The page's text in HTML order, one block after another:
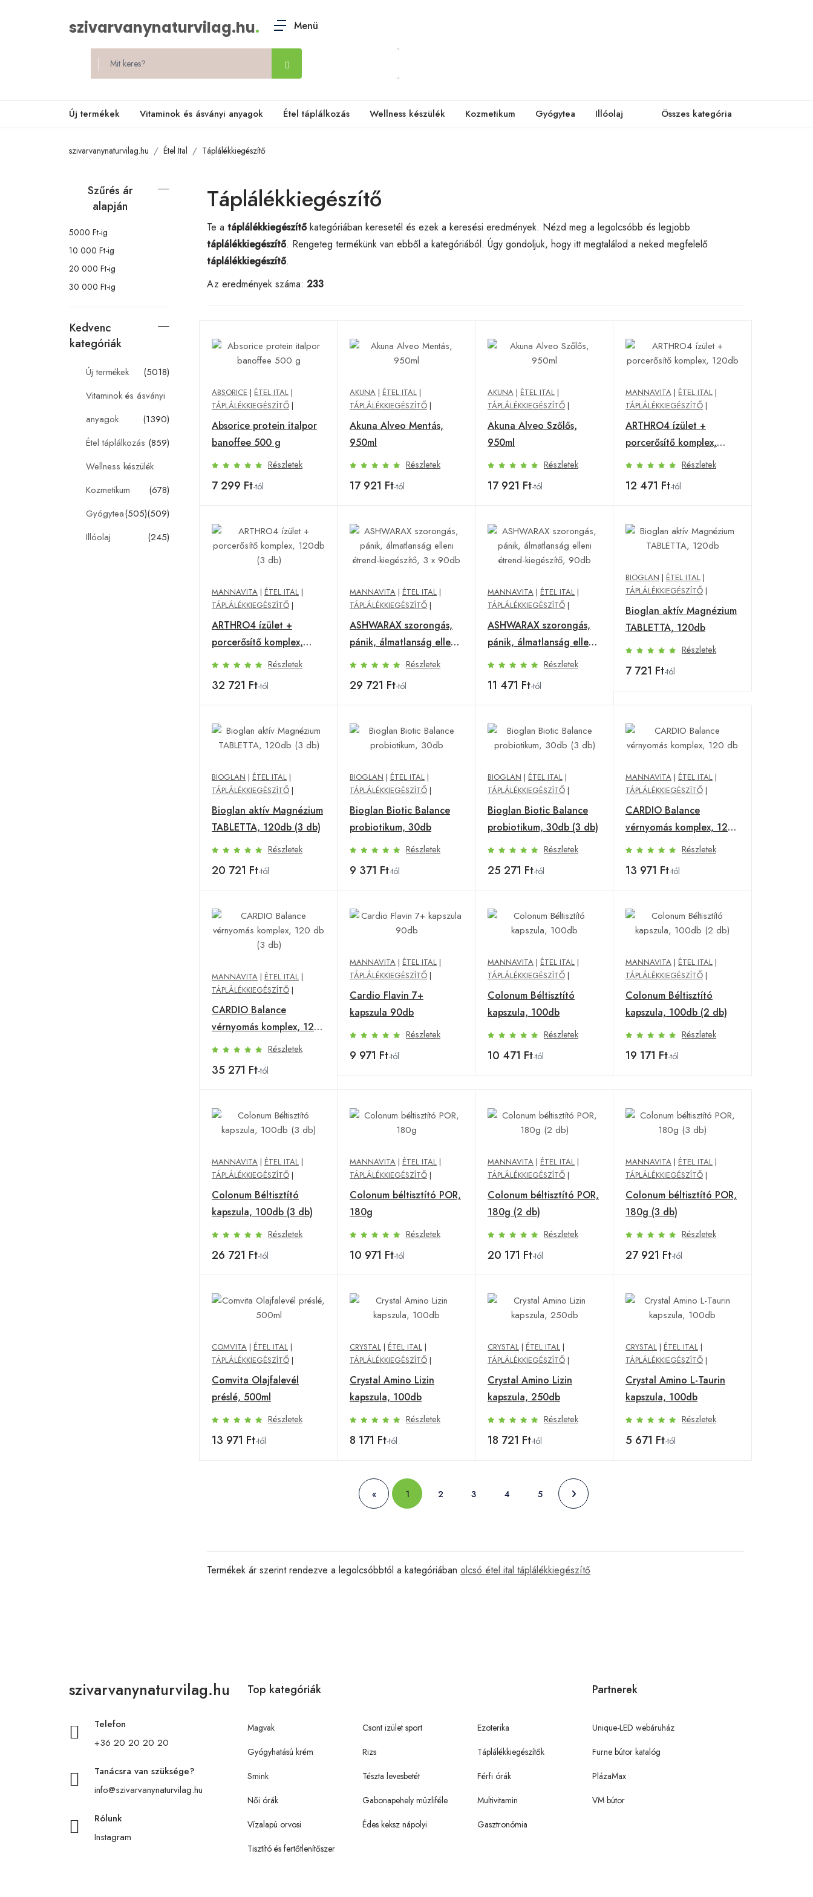
szivarvanynaturvilag.hu. Menü
Új termékek Vitaminok és ásványi anyagok Étel táplálkozás Wellness készülék Kozmetikum Gyógytea Illóolaj Összes kategória
szivarvanynaturvilag.hu Étel Ital Táplálékkiegészítő
Szűrés ár
alapján
5000 Ft-ig
10 000 Ft-ig
20 000 Ft-ig
30 000 Ft-ig
Kedvenc
kategóriák
Új termékek
(5018)
Vitaminok és ásványi
anyagok
(1390)
Étel táplálkozás (859)
Wellness készülék
(678)
Kozmetikum
(509)
Gyógytea(505)
Illóolaj
(245)
Táplálékkiegészítő
Te a táplálékkiegészítő kategóriában keresetél és ezek a keresési eredmények. Nézd meg a legolcsóbb és legjobb
táplálékkiegészítő. Rengeteg termékünk van ebből a kategóriából. Úgy gondoljuk, hogy itt megtalálod a neked megfelelő
táplálékkiegészítő.
Az eredmények száma: 233
ABSORICE | ÉTEL ITAL |
TÁPLÁLÉKKIEGÉSZÍTŐ |
Absorice protein italpor
banoffee 500 g
Részletek
7 299 Ft-tól
AKUNA | ÉTEL ITAL |
TÁPLÁLÉKKIEGÉSZÍTŐ |
Akuna Alveo Mentás,
950ml
Részletek
17 921 Ft-tól
AKUNA | ÉTEL ITAL |
TÁPLÁLÉKKIEGÉSZÍTŐ |
Akuna Alveo Szőlős,
950ml
Részletek
17 921 Ft-tól
MANNAVITA | ÉTEL ITAL |
TÁPLÁLÉKKIEGÉSZÍTŐ |
ARTHRO4 ízület +
porcerősítő komplex,
120db
Részletek
12 471 Ft-tól
MANNAVITA | ÉTEL ITAL |
TÁPLÁLÉKKIEGÉSZÍTŐ |
ARTHRO4 ízület +
porcerősítő komplex,
120db (3 db)Részletek
32 721 Ft-tól
MANNAVITA | ÉTEL ITAL |
TÁPLÁLÉKKIEGÉSZÍTŐ |
ASHWARAX szorongás,
pánik, álmatlanság elleni
étrend-kiegészítő, 3 x
Részletek
29 721 Ft-tól
MANNAVITA | ÉTEL ITAL |
TÁPLÁLÉKKIEGÉSZÍTŐ |
ASHWARAX szorongás,
pánik, álmatlanság elleni
étrend-kiegészítő, 90db
Részletek
11 471 Ft-tól
BIOGLAN | ÉTEL ITAL |
TÁPLÁLÉKKIEGÉSZÍTŐ |
Bioglan aktív Magnézium
TABLETTA, 120db
Részletek
7 721 Ft-tól
BIOGLAN | ÉTEL ITAL |
TÁPLÁLÉKKIEGÉSZÍTŐ |
Bioglan aktív Magnézium
TABLETTA, 120db (3 db)
Részletek
20 721 Ft-tól
BIOGLAN | ÉTEL ITAL |
TÁPLÁLÉKKIEGÉSZÍTŐ |
Bioglan Biotic Balance
probiotikum, 30db
Részletek
9 371 Ft-tól
BIOGLAN | ÉTEL ITAL |
TÁPLÁLÉKKIEGÉSZÍTŐ |
Bioglan Biotic Balance
probiotikum, 30db (3 db)
Részletek
25 271 Ft-tól
MANNAVITA | ÉTEL ITAL |
TÁPLÁLÉKKIEGÉSZÍTŐ |
CARDIO Balance
vérnyomás komplex, 120
db
Részletek
13 971 Ft-tól
MANNAVITA | ÉTEL ITAL |
TÁPLÁLÉKKIEGÉSZÍTŐ |
CARDIO Balance
vérnyomás komplex, 120
db (3 db)
Részletek
35 271 Ft-tól
MANNAVITA | ÉTEL ITAL |
TÁPLÁLÉKKIEGÉSZÍTŐ |
Cardio Flavin 7+
kapszula 90db
Részletek
9 971 Ft-tól
MANNAVITA | ÉTEL ITAL |
TÁPLÁLÉKKIEGÉSZÍTŐ |
Colonum Béltisztító
kapszula, 100db
Részletek
10 471 Ft-tól
MANNAVITA | ÉTEL ITAL |
TÁPLÁLÉKKIEGÉSZÍTŐ |
Colonum Béltisztító
kapszula, 100db (2 db)
Részletek
19 171 Ft-tól
MANNAVITA | ÉTEL ITAL |
TÁPLÁLÉKKIEGÉSZÍTŐ |
Colonum Béltisztító
kapszula, 100db (3 db)
Részletek
26 721 Ft-tól
MANNAVITA | ÉTEL ITAL |
TÁPLÁLÉKKIEGÉSZÍTŐ |
Colonum béltisztító POR,
180g
Részletek
10 971 Ft-tól
MANNAVITA | ÉTEL ITAL |
TÁPLÁLÉKKIEGÉSZÍTŐ |
Colonum béltisztító POR,
180g (2 db)
Részletek
20 171 Ft-tól
MANNAVITA | ÉTEL ITAL |
TÁPLÁLÉKKIEGÉSZÍTŐ |
Colonum béltisztító POR,
180g (3 db)
Részletek
27 921 Ft-tól
COMVITA | ÉTEL ITAL |
TÁPLÁLÉKKIEGÉSZÍTŐ |
Comvita Olajfalevél
préslé, 500ml
Részletek
13 971 Ft-tól
CRYSTAL | ÉTEL ITAL |
TÁPLÁLÉKKIEGÉSZÍTŐ |
Crystal Amino Lizin
kapszula, 100db
Részletek
8 171 Ft-tól
CRYSTAL | ÉTEL ITAL |
TÁPLÁLÉKKIEGÉSZÍTŐ |
Crystal Amino Lizin
kapszula, 250db
Részletek
18 721 Ft-tól
CRYSTAL | ÉTEL ITAL |
TÁPLÁLÉKKIEGÉSZÍTŐ |
Crystal Amino L-Taurin
kapszula, 100db
Részletek
5 671 Ft-tól
« 1 2 3 4 5
Termékek ár szerint rendezve a legolcsóbbtól a kategóriában olcsó étel ital táplálékkiegészítő
szivarvanynaturvilag.hu
Telefon
+36 20 20 20 20
Tanácsra van szüksége?
info@szivarvanynaturvilag.hu
Rólunk
Instagram
Top kategóriák
Magvak
Gyógyhatású krém
Smink
Női órák
Vízalapú orvosi
Tisztító és fertőtlenítőszer
Csont izület sport
Rizs
Tészta levesbetét
Gabonapehely müzliféle
Édes keksz nápolyi
Ezoterika
Táplálékkiegészítők
Férfi órák
Multivitamin
Gasztronómia
Partnerek
Unique-LED webáruház
Furne bútor katalóg
PlázaMax
VM bútor